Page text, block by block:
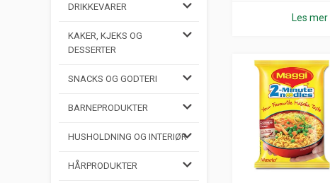
DRIKKEVARER
KAKER, KJEKS OG
DESSERTER
SNACKS OG GODTERI
BARNEPRODUKTER
HUSHOLDNING OG INTERIØR
HÅRPRODUKTER
Les mer